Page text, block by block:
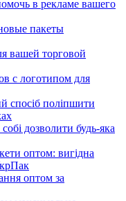
в рекламе вашего
пакеты
вашей торговой
с логотипом для
спосіб поліпшити
дозволити будь-яка
оптом: вигідна
оптом за